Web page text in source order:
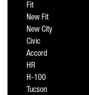
Fit
New Fit
New City
Civic
Accord
HR
H-100
Tucson